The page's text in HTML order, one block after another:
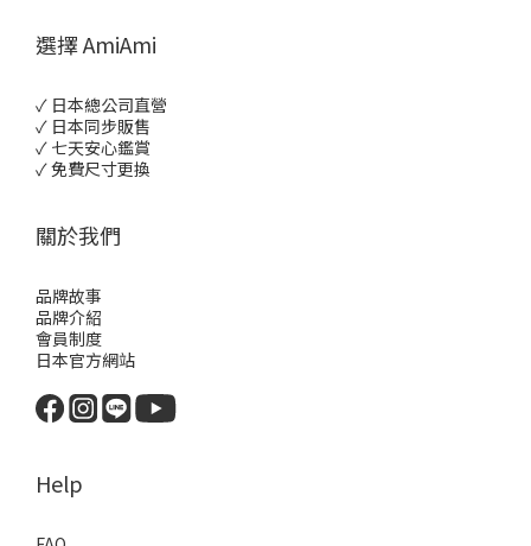
選擇 AmiAmi
✓ 日本總公司直營
✓ 日本同步販售
✓ 七天安心鑑賞
✓ 免費尺寸更換
關於我們
品牌故事
品牌介紹
會員制度
日本官方網站
Help